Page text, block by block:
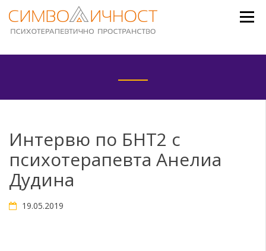
content
Интервю по БНТ2 с
психотерапевта Анелиа
Дудина
19.05.2019